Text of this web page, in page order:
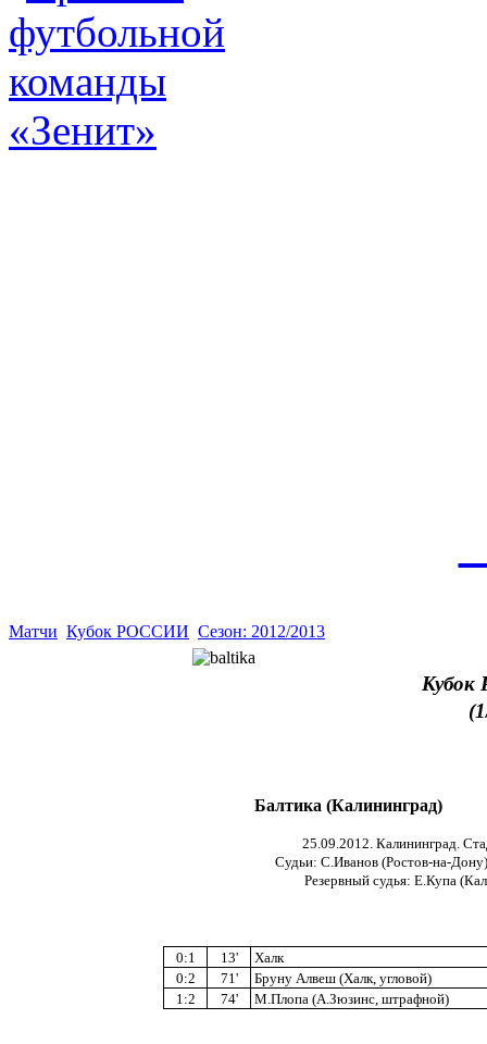
Матчи Кубок РОССИИ Сезон: 2012/2013
Кубок
Балтика (Калининград)
25.09.2012. Калининград.
Судьи: С.Иванов (Ростов-на-
Резервный судья: Е.Купа
0:1 13'
Халк
0:2
71'
Бруну Алвеш (Халк, угловой)
1:2
74' М.Плопа (А.Зюзинс, штрафной)